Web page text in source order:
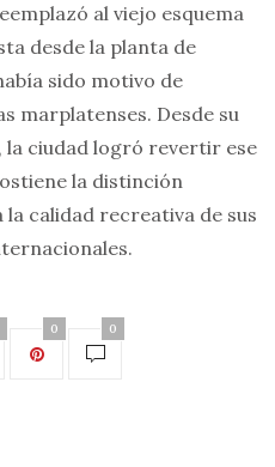
al viejo esquema
desde la planta de
sido motivo de
marplatenses. Desde su
la ciudad logró revertir ese
la distinción
calidad recreativa de sus
0 0